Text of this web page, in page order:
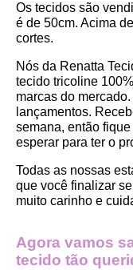
Os tecidos são
é de 50cm. Acima
cortes.
Nós da Renatta
tecido tricoline
marcas do
lançamentos.
semana, então
esperar para ter o
Todas as nossas
que você finalizar
muito carinho e
Agora vamos
tecido tão